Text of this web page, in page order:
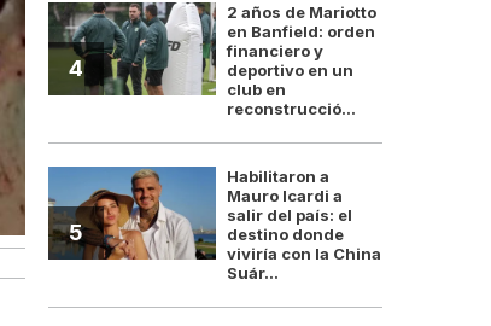
4
2 años de Mariotto
en Banfield: orden
financiero y
deportivo en un
club en
reconstrucció...
5
Habilitaron a
Mauro Icardi a
salir del país: el
destino donde
viviría con la China
Suár...